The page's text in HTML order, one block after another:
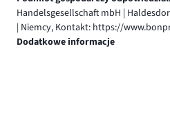
Handelsgesellschaft mbH |
| Niemcy, Kontakt: https://
Dodatkowe informacje